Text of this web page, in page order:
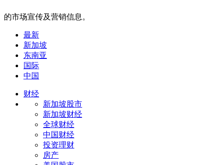
的市场宣传及营销信息。
最新
新加坡
东南亚
国际
中国
财经
新加坡股市
新加坡财经
全球财经
中国财经
投资理财
房产